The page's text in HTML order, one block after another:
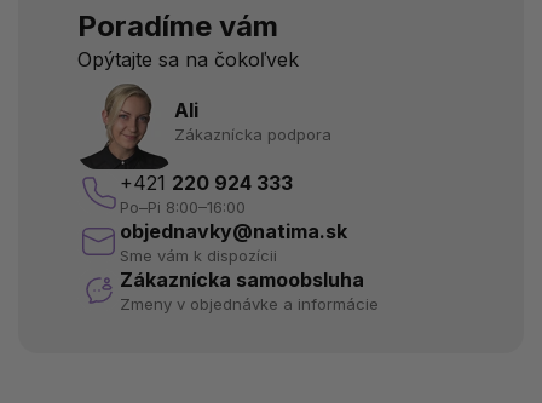
Poradíme vám
Opýtajte sa na čokoľvek
Ali
Zákaznícka podpora
+421 220 924 333
Po–Pi 8:00–16:00
objednavky@natima.sk
Sme vám k dispozícii
Zákaznícka samoobsluha
Zmeny v objednávke a informácie